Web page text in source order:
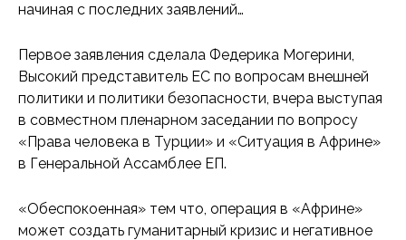
начиная с последних заявлений…
Первое заявления сделала Федерика Могерини,
Высокий представитель ЕС по вопросам внешней
политики и политики безопасности, вчера выступая
в совместном пленарном заседании по вопросу
«Права человека в Турции» и «Ситуация в Африне»
в Генеральной Ассамблее ЕП.
«Обеспокоенная» тем что, операция в «Африне»
может создать гуманитарный кризис и негативное